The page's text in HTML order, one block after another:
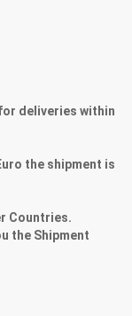
deliveries within
the shipment is
Countries.
the Shipment